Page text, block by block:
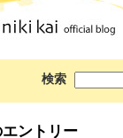
検索
を
索:
ントリー